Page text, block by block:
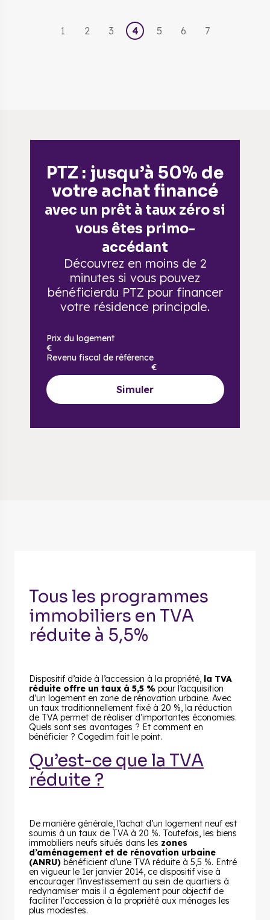
1 2 3 4 5 6 7
PTZ : jusqu’à 50% de
votre achat financé
avec un prêt à taux zéro si
vous êtes primo-
accédant
Découvrez en moins de 2
minutes si vous pouvez
bénéficierdu PTZ pour financer
votre résidence principale.
Prix du logement
€
Revenu fiscal de référence
€
Simuler
Tous les programmes
immobiliers en TVA
réduite à 5,5%
Dispositif d’aide à l’accession à la propriété, la TVA
réduite offre un taux à 5,5 % pour l’acquisition
d’un logement en zone de rénovation urbaine. Avec
un taux traditionnellement fixé à 20 %, la réduction
de TVA permet de réaliser d’importantes économies.
Quels sont ses avantages ? Et comment en
bénéficier ? Cogedim fait le point.
Qu’est-ce que la TVA
réduite ?
De manière générale, l’achat d’un logement neuf est
soumis à un taux de TVA à 20 %. Toutefois, les biens
immobiliers neufs situés dans les zones
d’aménagement et de rénovation urbaine
(ANRU) bénéficient d’une TVA réduite à 5,5 %. Entré
en vigueur le 1er janvier 2014, ce dispositif vise à
encourager l’investissement au sein de quartiers à
redynamiser mais il a également pour objectif de
faciliter l'accession à la propriété aux ménages les
plus modestes.